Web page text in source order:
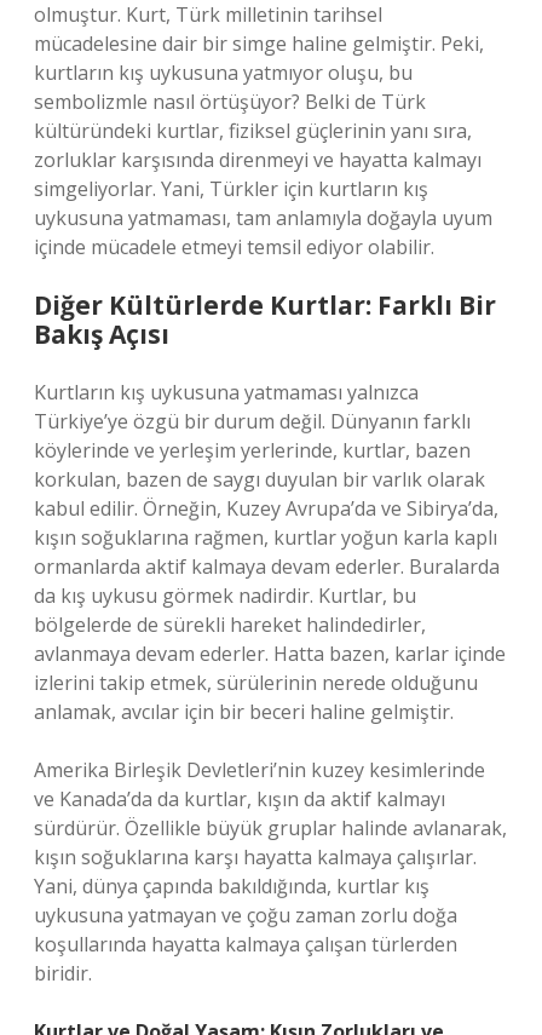
olmuştur. Kurt, Türk milletinin tarihsel
mücadelesine dair bir simge haline gelmiştir. Peki,
kurtların kış uykusuna yatmıyor oluşu, bu
sembolizmle nasıl örtüşüyor? Belki de Türk
kültüründeki kurtlar, fiziksel güçlerinin yanı sıra,
zorluklar karşısında direnmeyi ve hayatta kalmayı
simgeliyorlar. Yani, Türkler için kurtların kış
uykusuna yatmaması, tam anlamıyla doğayla uyum
içinde mücadele etmeyi temsil ediyor olabilir.
Diğer Kültürlerde Kurtlar: Farklı Bir
Bakış Açısı
Kurtların kış uykusuna yatmaması yalnızca
Türkiye’ye özgü bir durum değil. Dünyanın farklı
köylerinde ve yerleşim yerlerinde, kurtlar, bazen
korkulan, bazen de saygı duyulan bir varlık olarak
kabul edilir. Örneğin, Kuzey Avrupa’da ve Sibirya’da,
kışın soğuklarına rağmen, kurtlar yoğun karla kaplı
ormanlarda aktif kalmaya devam ederler. Buralarda
da kış uykusu görmek nadirdir. Kurtlar, bu
bölgelerde de sürekli hareket halindedirler,
avlanmaya devam ederler. Hatta bazen, karlar içinde
izlerini takip etmek, sürülerinin nerede olduğunu
anlamak, avcılar için bir beceri haline gelmiştir.
Amerika Birleşik Devletleri’nin kuzey kesimlerinde
ve Kanada’da da kurtlar, kışın da aktif kalmayı
sürdürür. Özellikle büyük gruplar halinde avlanarak,
kışın soğuklarına karşı hayatta kalmaya çalışırlar.
Yani, dünya çapında bakıldığında, kurtlar kış
uykusuna yatmayan ve çoğu zaman zorlu doğa
koşullarında hayatta kalmaya çalışan türlerden
biridir.